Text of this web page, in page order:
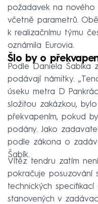
požadavek na
včetně parametrů.
k realizačnímu týmu
oznámila Eurovia.
Šlo by o
Podle Daniela Šabíka
podávají námitky.
úseku metra D
složitou zakázkou,
překvapením, pokud
podány. Jako
podle zákona o
Šabík.
Vítěz tendru zatím
pokračuje posuzování
technických
stanovených v